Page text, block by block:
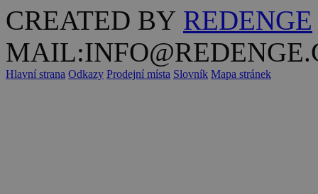
CREATED BY REDENGE
Hlavní strana Odkazy Prodejní místa Slovník Mapa stránek